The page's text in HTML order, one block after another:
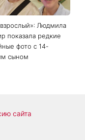
Людмила
показала редкие
фото с 14-
сыном
сайта